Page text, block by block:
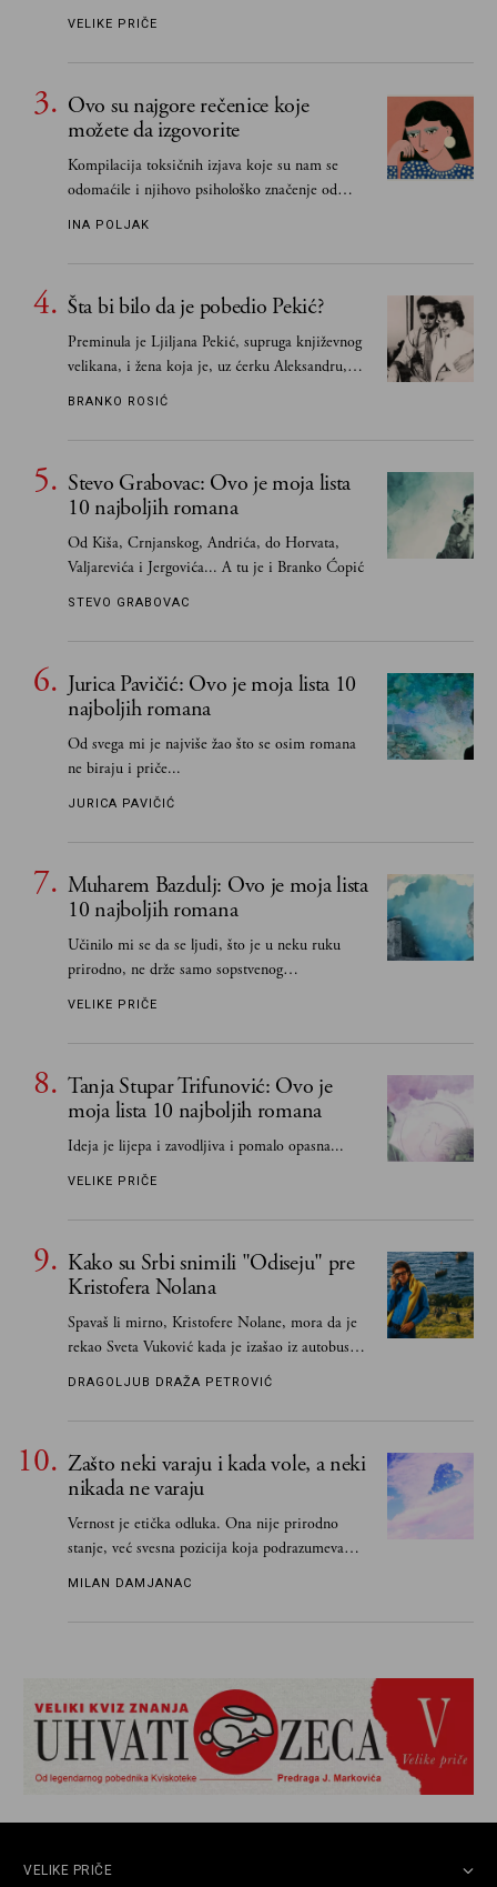
VELIKE PRIČE
Ovo su najgore rečenice koje
možete da izgovorite
Kompilacija toksičnih izjava koje su nam se
odomaćile i njihovo psihološko značenje od
INA POLJAK
Šta bi bilo da je pobedio Pekić?
Preminula je Ljiljana Pekić, supruga književnog
velikana, i žena koja je, uz ćerku Aleksandru,
vodila računa o zaostavštini pisca. Ovu priču o
poznavale
BRANKO ROSIĆ
Stevo Grabovac: Ovo je moja lista
10 najboljih romana
Od Kiša, Crnjanskog, Andrića, do Horvata,
Valjarevića i Jergovića... A tu je i Branko Ćopić
STEVO GRABOVAC
Jurica Pavičić: Ovo je moja lista 10
najboljih romana
Od svega mi je najviše žao što se osim romana
ne biraju i priče...
JURICA PAVIČIĆ
Muharem Bazdulj: Ovo je moja lista
10 najboljih romana
Učinilo mi se da se ljudi, što je u neku ruku
prirodno, ne drže samo sopstvenog
senzibiliteta... Pokušao sam (biće, samo
VELIKE PRIČE
Tanja Stupar Trifunović: Ovo je
moja lista 10 najboljih romana
Ideja je lijepa i zavodljiva i pomalo opasna...
VELIKE PRIČE
Kako su Srbi snimili "Odiseju" pre
Kristofera Nolana
Spavaš li mirno, Kristofere Nolane, mora da je
rekao Sveta Vuković kada je izašao iz autobusa i
čim je stigao kući pozvao Vojkana
DRAGOLJUB DRAŽA PETROVIĆ
Zašto neki varaju i kada vole, a neki
nikada ne varaju
Vernost je etička odluka. Ona nije prirodno
stanje, već svesna pozicija koja podrazumeva
MILAN DAMJANAC
VELIKE PRIČE